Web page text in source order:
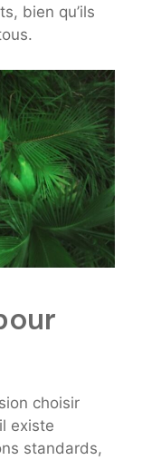
bien qu’ils
choisir
existe
standards,